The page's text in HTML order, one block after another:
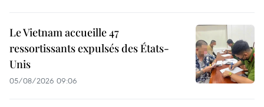
Le Vietnam accueille 47
ressortissants expulsés des États-
Unis
05/08/2026 09:06